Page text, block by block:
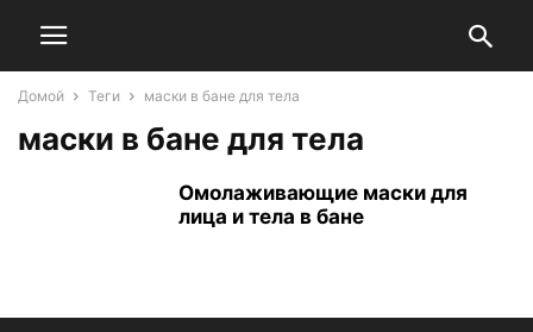
Домой Теги маски в бане для тела
маски в бане для тела
Омолаживающие маски для
лица и тела в бане